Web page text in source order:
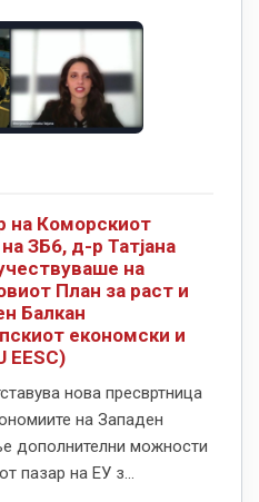
на Коморскиот
ЗБ6, д-р Татјана
на
План за раст и
Балкан
економски и
EESC)
нова пресвртница
на Западен
дополнителни можности
пазар на ЕУ з...